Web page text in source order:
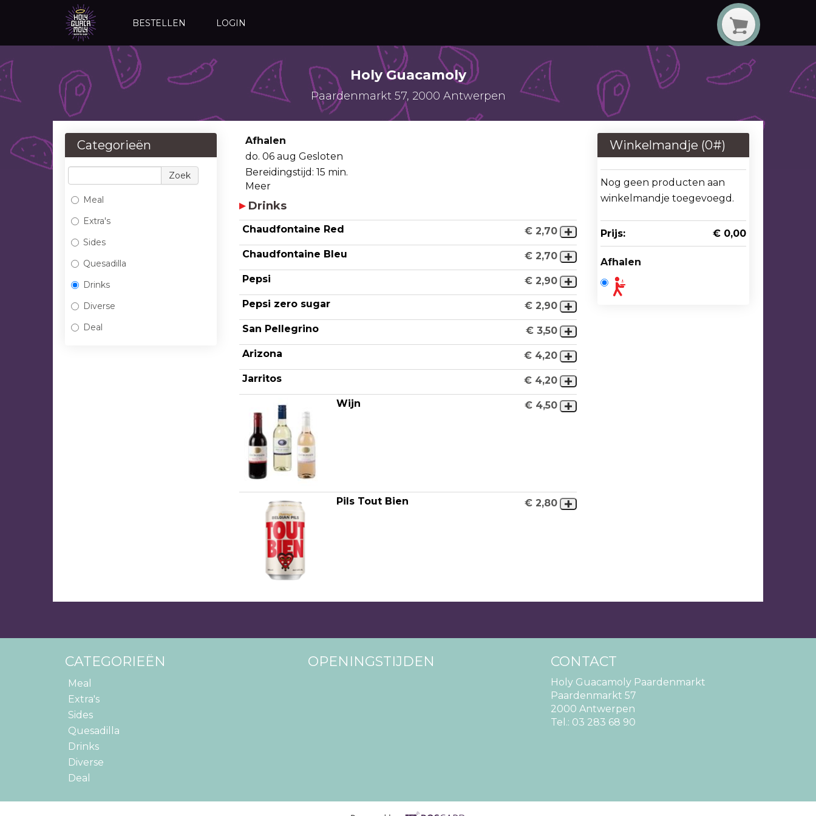
BESTELLEN LOGIN
Holy Guacamoly
Paardenmarkt 57, 2000 Antwerpen
Categorieën
Zoek
Meal
Extra's
Sides
Quesadilla
Drinks
Diverse
Deal
Afhalen
do. 06 augGesloten
Bereidingstijd: 15 min.
Meer
Drinks
Chaudfontaine Red
€ 2,70
Chaudfontaine Bleu
€ 2,70
Pepsi
€ 2,90
Pepsi zero sugar
€ 2,90
San Pellegrino
€ 3,50
Arizona
€ 4,20
Jarritos
€ 4,20
Wijn
€ 4,50
Pils Tout Bien € 2,80
Winkelmandje (0#)
Nog geen producten aan
winkelmandje toegevoegd.
Prijs: € 0,00
Afhalen
CATEGORIEËN
Meal
Extra's
Sides
Quesadilla
Drinks
Diverse
Deal
OPENINGSTIJDEN CONTACT
Holy Guacamoly Paardenmarkt
Paardenmarkt 57
2000 Antwerpen
Tel.: 03 283 68 90